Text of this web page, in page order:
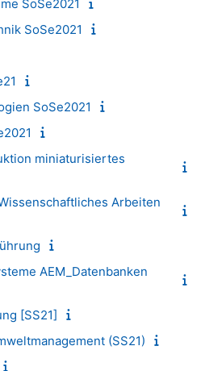
SoSe2021
SoSe2021
SoSe2021
miniaturisiertes
Arbeiten
AEM_Datenbanken
[SS21]
(SS21)